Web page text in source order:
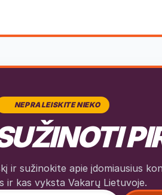
NEPRALEISKITE NIEKO
ir sužinokite apie įdomiausius
ir kas vyksta Vakarų Lietuvoje.